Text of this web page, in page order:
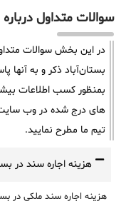
سوالات متداول
در این بخش سوالات
بستان‌آباد ذکر و به
بمنظور کسب اطلاعات
های درج شده در وب سایت
تیم ما مطرح نمایید.
هزینه اجاره سند در
هزینه اجاره سند ملکی در